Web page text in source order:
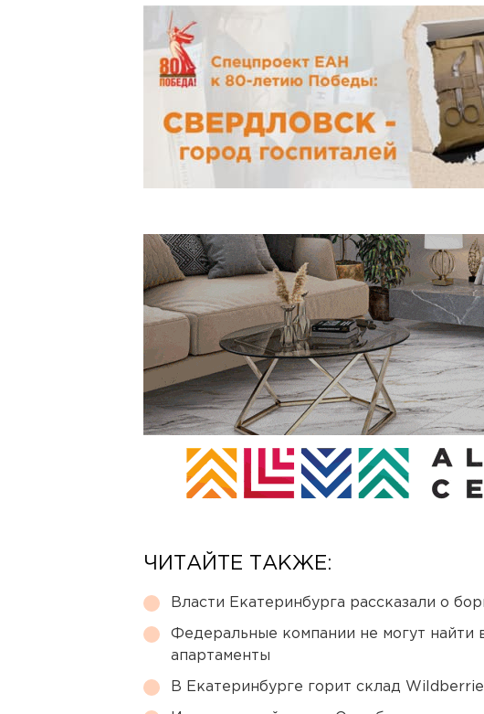
ЧИТАЙТЕ ТАКЖЕ:
Власти Екатеринбурга рассказали о
Федеральные компании не могут найти
апартаменты
В Екатеринбурге горит склад